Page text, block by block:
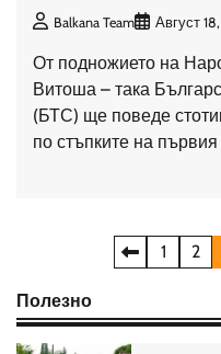
Balkana Team Август
От подножието на
Витоша – така
(БТС) ще поведе
по стъпките на
Разделяне
на
публикациите
1 2
Полезно